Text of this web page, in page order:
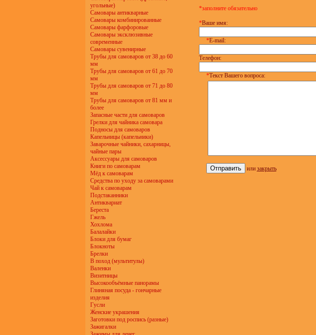
угольные)
Самовары антикварные
Самовары комбинированные
Самовары фарфоровые
Самовары эксклюзивные
современные
Самовары сувенирные
Трубы для самоваров от 38 до 60
мм
Трубы для самоваров от 61 до 70
мм
Трубы для самоваров от 71 до 80
мм
Трубы для самоваров от 81 мм и
более
Запасные части для самоваров
Грелки для чайника самовара
Подносы для самоваров
Капельницы (капельники)
Заварочные чайники, сахарницы,
чайные пары
Аксессуары для самоваров
Книги по самоварам
Мёд к самоварам
Средства по уходу за самоварами
Чай к самоварам
Подстаканники
Антиквариат
Береста
Гжель
Хохлома
Балалайки
Блоки для бумаг
Блокноты
Брелки
В поход (мультитулы)
Валенки
Визитницы
Высокообъёмные панорамы
Глиняная посуда - гончарные
изделия
Гусли
Женские украшения
Заготовки под роспись (разные)
Зажигалки
*заполните обязательно
*Ваше имя:
*E-mail:
Телефон:
*Текст Вашего вопроса:
или закрыть